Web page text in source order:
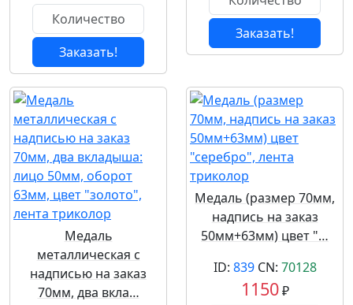
Заказать!
Заказать!
Медаль
металлическая с
надписью на заказ
70мм, два вкла…
Медаль (размер 70мм,
надпись на заказ
50мм+63мм) цвет "…
ID: 839CN: 70128
1150₽